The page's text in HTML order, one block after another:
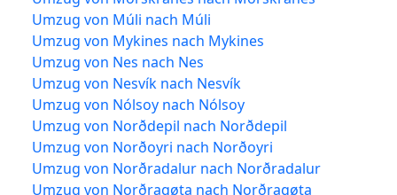
Umzug von Múli nach Múli
Umzug von Mykines nach Mykines
Umzug von Nes nach Nes
Umzug von Nesvík nach Nesvík
Umzug von Nólsoy nach Nólsoy
Umzug von Norðdepil nach Norðdepil
Umzug von Norðoyri nach Norðoyri
Umzug von Norðradalur nach Norðradalur
Umzug von Norðragøta nach Norðragøta